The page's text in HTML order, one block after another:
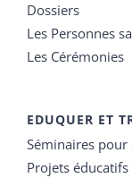
Dossiers
Les Personnes
Les Cérémonies
EDUQUER ET
Séminaires pour
Projets éducatifs